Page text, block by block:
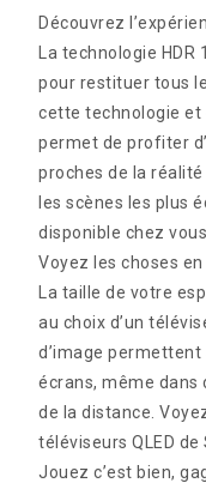
Découvrez
La technologie
pour restituer tous
cette technologie et
permet de profiter
proches de la
les scènes les plus
disponible chez vous.
Voyez les choses en
La taille de votre
au choix d’un
d’image
écrans, même dans
de la distance.
téléviseurs QLED de
Jouez c’est bien,